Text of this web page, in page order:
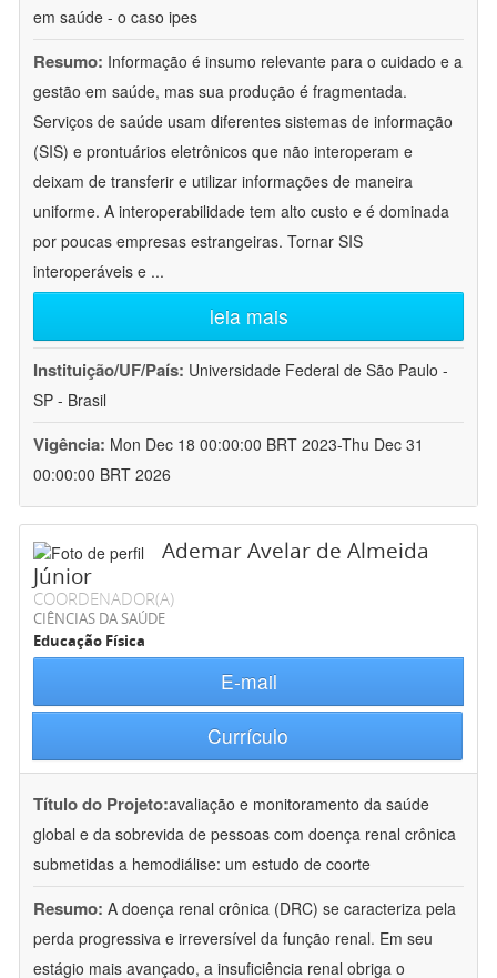
em saúde - o caso ipes
Resumo: Informação é insumo relevante para o cuidado e a
gestão em saúde, mas sua produção é fragmentada.
Serviços de saúde usam diferentes sistemas de informação
(SIS) e prontuários eletrônicos que não interoperam e
deixam de transferir e utilizar informações de maneira
uniforme. A interoperabilidade tem alto custo e é dominada
por poucas empresas estrangeiras. Tornar SIS
interoperáveis e ...
leia mais
Instituição/UF/País: Universidade Federal de São Paulo -
SP - Brasil
Vigência: Mon Dec 18 00:00:00 BRT 2023-Thu Dec 31
00:00:00 BRT 2026
Ademar Avelar de Almeida
Júnior
COORDENADOR(A)
CIÊNCIAS DA SAÚDE
Educação Física
E-mail
Currículo
Título do Projeto:avaliação e monitoramento da saúde
global e da sobrevida de pessoas com doença renal crônica
submetidas a hemodiálise: um estudo de coorte
Resumo: A doença renal crônica (DRC) se caracteriza pela
perda progressiva e irreversível da função renal. Em seu
estágio mais avançado, a insuficiência renal obriga o